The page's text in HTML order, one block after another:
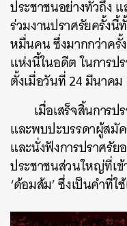
ประชาชนอย่างทั่วถึง
ร่วมงานปราศรัยครั้งนี้
หมื่นคน ซึ่งมากกว่าครั้
แห่งนี้ในอดีต ในการป
ตั้งเมื่อวันที่ 24 มีนาคม
เมื่อเสร็จสิ้นการ
และพบปะบรรดาผู้สมั
และนั่งฟังการปราศรั
ประชาชนส่วนใหญ่ที่เข้
‘ด้อมส้ม’ ซึ่งเป็นคำที่